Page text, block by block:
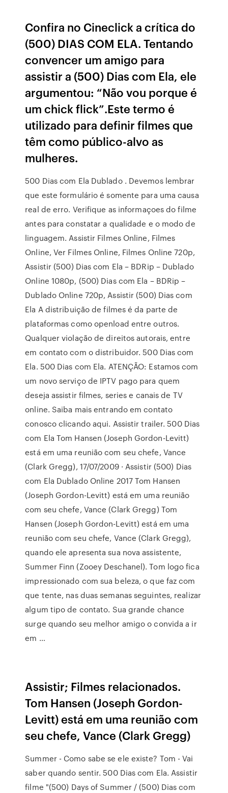
Confira no Cineclick a crítica do
(500) DIAS COM ELA. Tentando
convencer um amigo para
assistir a (500) Dias com Ela, ele
argumentou: “Não vou porque é
um chick flick”.Este termo é
utilizado para definir filmes que
têm como público-alvo as
mulheres.
500 Dias com Ela Dublado . Devemos lembrar
que este formulário é somente para uma causa
real de erro. Verifique as informaçoes do filme
antes para constatar a qualidade e o modo de
linguagem. Assistir Filmes Online, Filmes
Online, Ver Filmes Online, Filmes Online 720p,
Assistir (500) Dias com Ela – BDRip – Dublado
Online 1080p, (500) Dias com Ela – BDRip –
Dublado Online 720p, Assistir (500) Dias com
Ela A distribuição de filmes é da parte de
plataformas como openload entre outros.
Qualquer violação de direitos autorais, entre
em contato com o distribuidor. 500 Dias com
Ela. 500 Dias com Ela. ATENÇÃO: Estamos com
um novo serviço de IPTV pago para quem
deseja assistir filmes, series e canais de TV
online. Saiba mais entrando em contato
conosco clicando aqui. Assistir trailer. 500 Dias
com Ela Tom Hansen (Joseph Gordon-Levitt)
está em uma reunião com seu chefe, Vance
(Clark Gregg), 17/07/2009 · Assistir (500) Dias
com Ela Dublado Online 2017 Tom Hansen
(Joseph Gordon-Levitt) está em uma reunião
com seu chefe, Vance (Clark Gregg) Tom
Hansen (Joseph Gordon-Levitt) está em uma
reunião com seu chefe, Vance (Clark Gregg),
quando ele apresenta sua nova assistente,
Summer Finn (Zooey Deschanel). Tom logo fica
impressionado com sua beleza, o que faz com
que tente, nas duas semanas seguintes, realizar
algum tipo de contato. Sua grande chance
surge quando seu melhor amigo o convida a ir
em …
Assistir; Filmes relacionados.
Tom Hansen (Joseph Gordon-
Levitt) está em uma reunião com
seu chefe, Vance (Clark Gregg)
Summer - Como sabe se ele existe? Tom - Vai
saber quando sentir. 500 Dias com Ela. Assistir
filme "(500) Days of Summer / (500) Dias com